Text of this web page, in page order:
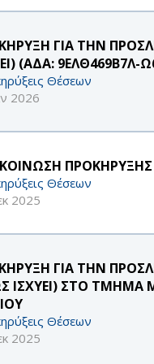
ΓΙΑ ΤΗΝ
(ΑΔΑ:
Θέσεων
2026
ΠΡΟΚΗΡΥΞΗΣ
Θέσεων
2025
ΓΙΑ ΤΗΝ
ΙΣΧΥΕΙ) ΣΤΟ ΤΜΗΜΑ
Θέσεων
2025